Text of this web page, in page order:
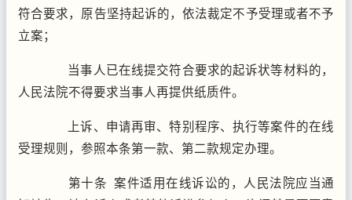
符合要求，原告坚持起诉的，依法裁定不予受理或者不予
立案；
当事人已在线提交符合要求的起诉状等材料的，
人民法院不得要求当事人再提供纸质件。
上诉、申请再审、特别程序、执行等案件的在线
受理规则，参照本条第一款、第二款规定办理。
第十条 案件适用在线诉讼的，人民法院应当通